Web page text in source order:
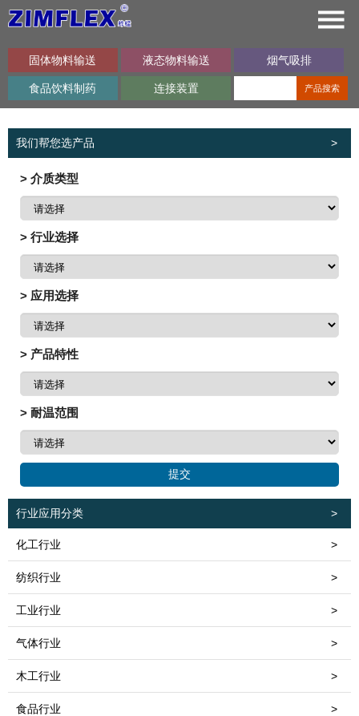
固体物料输送 液态物料输送 烟气吸排
食品饮料制药 连接装置 产品搜索
我们帮您选产品 >
> 介质类型
> 行业选择
> 应用选择
> 产品特性
> 耐温范围
行业应用分类 >
化工行业 >
纺织行业 >
工业行业 >
气体行业 >
木工行业 >
食品行业 >